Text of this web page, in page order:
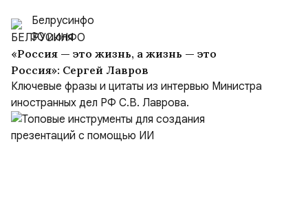
Белрусинфо
30 июля
«Россия — это жизнь, а жизнь — это
Россия»: Сергей Лавров
Ключевые фразы и цитаты из интервью Министра
иностранных дел РФ С.В. Лаврова.